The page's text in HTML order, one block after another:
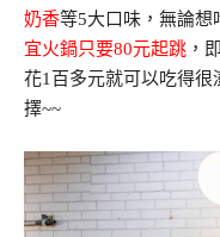
奶香等5大口味，無論想
宜火鍋只要80元起跳 ，
花1百多元就可以吃得
擇~~